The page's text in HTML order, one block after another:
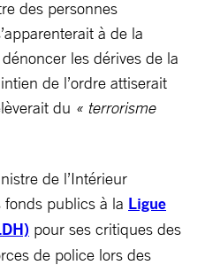
des personnes
à de la
dénoncer les dérives de la
de l’ordre attiserait
du « terrorisme
de l’Intérieur
publics à la Ligue
pour ses critiques des
de police lors des